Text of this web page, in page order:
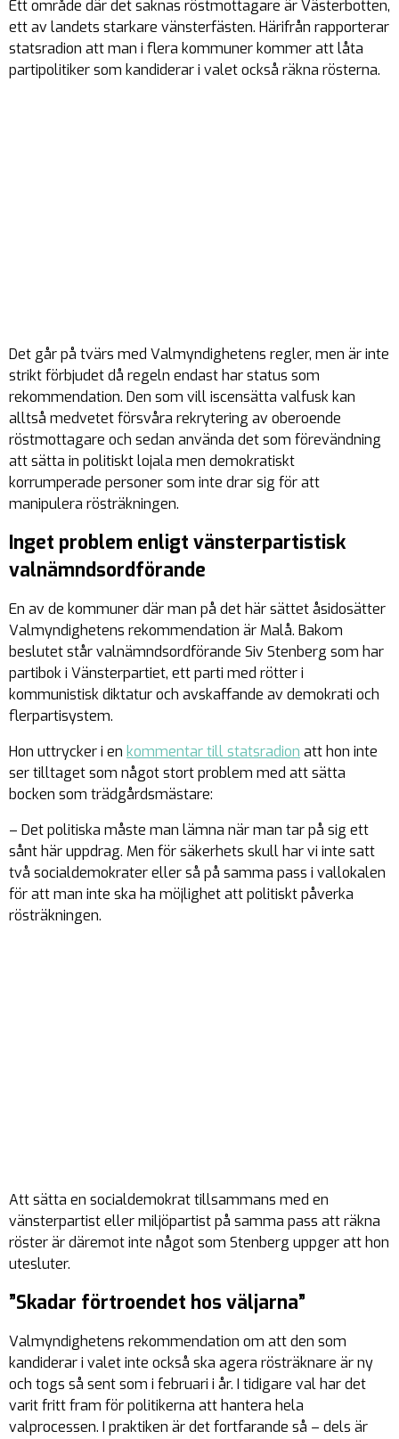
Ett område där det saknas röstmottagare är Västerbotten,
ett av landets starkare vänsterfästen. Härifrån rapporterar
statsradion att man i flera kommuner kommer att låta
partipolitiker som kandiderar i valet också räkna rösterna.
Det går på tvärs med Valmyndighetens regler, men är inte
strikt förbjudet då regeln endast har status som
rekommendation. Den som vill iscensätta valfusk kan
alltså medvetet försvåra rekrytering av oberoende
röstmottagare och sedan använda det som förevändning
att sätta in politiskt lojala men demokratiskt
korrumperade personer som inte drar sig för att
manipulera rösträkningen.
Inget problem enligt vänsterpartistisk
valnämndsordförande
En av de kommuner där man på det här sättet åsidosätter
Valmyndighetens rekommendation är Malå. Bakom
beslutet står valnämndsordförande Siv Stenberg som har
partibok i Vänsterpartiet, ett parti med rötter i
kommunistisk diktatur och avskaffande av demokrati och
flerpartisystem.
Hon uttrycker i en kommentar till statsradion att hon inte
ser tilltaget som något stort problem med att sätta
bocken som trädgårdsmästare:
– Det politiska måste man lämna när man tar på sig ett
sånt här uppdrag. Men för säkerhets skull har vi inte satt
två socialdemokrater eller så på samma pass i vallokalen
för att man inte ska ha möjlighet att politiskt påverka
rösträkningen.
Att sätta en socialdemokrat tillsammans med en
vänsterpartist eller miljöpartist på samma pass att räkna
röster är däremot inte något som Stenberg uppger att hon
utesluter.
”Skadar förtroendet hos väljarna”
Valmyndighetens rekommendation om att den som
kandiderar i valet inte också ska agera rösträknare är ny
och togs så sent som i februari i år. I tidigare val har det
varit fritt fram för politikerna att hantera hela
valprocessen. I praktiken är det fortfarande så – dels är